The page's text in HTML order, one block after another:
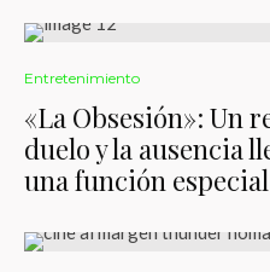
Entretenimiento
«La Obsesión»: Un
duelo y la ausencia
una función